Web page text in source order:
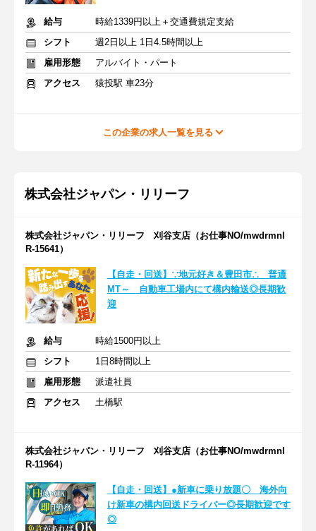
給与
時給1339円以上＋交通費規定支給
シフト
週2日以上 1日4.5時間以上
雇用形態
アルバイト・パート
アクセス
猿投駅 車23分
この企業の求人一覧を見る
株式会社ジャパン・リリーフ
株式会社ジャパン・リリーフ 刈谷支店（お仕事NO/mwdrmnl
R-15641）
【自走・回送】∵地元好き＆豊田市∴ 普通
MT～ 自動車工場内にて構内輸送◎長期歓
迎
給与
時給1500円以上
シフト
1日8時間以上
雇用形態
派遣社員
アクセス
土橋駅
株式会社ジャパン・リリーフ 刈谷支店（お仕事NO/mwdrmnl
R-11964）
【自走・回送】●新車に乗り放題〇 海外向
け新車の構内回送ドライバー◎長期歓迎です
◎